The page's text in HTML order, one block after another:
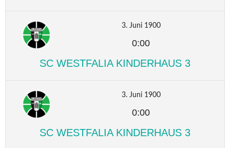
3. Juni 1900
0:00
SC WESTFALIA KINDERHAUS 3
3. Juni 1900
0:00
SC WESTFALIA KINDERHAUS 3